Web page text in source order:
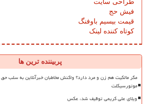
طراحی سایت
فیش حج
قیمت بیسیم باوفنگ
کوتاه کننده لینک
پربیننده ترین ها
مگر مالکیت هم زن و مرد دارد؟ واکنش مخاطبان خبرآنلاین به سلب حق
موتورسیکلت
ویلای علی کریمی توقیف شد، عکس